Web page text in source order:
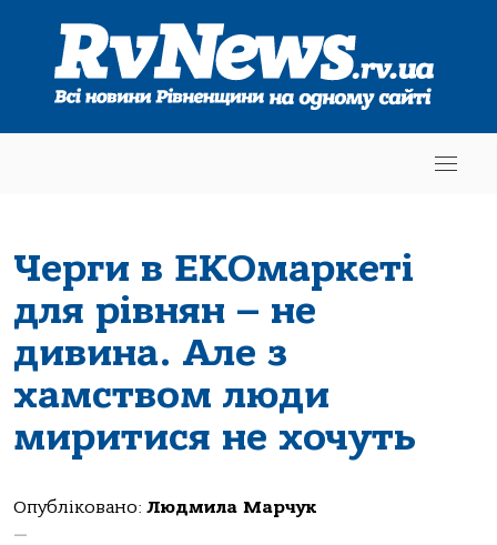
Черги в ЕКОмаркеті
для рівнян – не
дивина. Але з
хамством люди
миритися не хочуть
Опубліковано: Людмила Марчук
—